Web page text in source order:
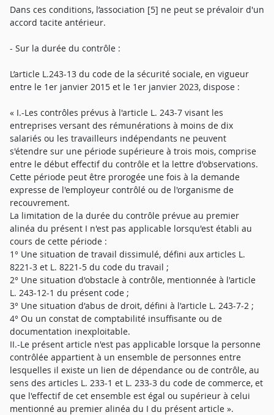
Dans ces conditions, l’association [5] ne peut se prévaloir d'un
accord tacite antérieur.
- Sur la durée du contrôle :
L’article L.243-13 du code de la sécurité sociale, en vigueur
entre le 1er janvier 2015 et le 1er janvier 2023, dispose :
« I.-Les contrôles prévus à l'article L. 243-7 visant les
entreprises versant des rémunérations à moins de dix
salariés ou les travailleurs indépendants ne peuvent
s'étendre sur une période supérieure à trois mois, comprise
entre le début effectif du contrôle et la lettre d'observations.
Cette période peut être prorogée une fois à la demande
expresse de l'employeur contrôlé ou de l'organisme de
recouvrement.
La limitation de la durée du contrôle prévue au premier
alinéa du présent I n'est pas applicable lorsqu'est établi au
cours de cette période :
1° Une situation de travail dissimulé, défini aux articles L.
8221-3 et L. 8221-5 du code du travail ;
2° Une situation d'obstacle à contrôle, mentionnée à l'article
L. 243-12-1 du présent code ;
3° Une situation d'abus de droit, défini à l'article L. 243-7-2 ;
4° Ou un constat de comptabilité insuffisante ou de
documentation inexploitable.
II.-Le présent article n'est pas applicable lorsque la personne
contrôlée appartient à un ensemble de personnes entre
lesquelles il existe un lien de dépendance ou de contrôle, au
sens des articles L. 233-1 et L. 233-3 du code de commerce, et
que l'effectif de cet ensemble est égal ou supérieur à celui
mentionné au premier alinéa du I du présent article ».